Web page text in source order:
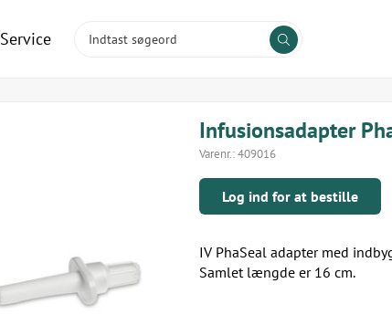
Service
Infusionsadapter
Varenr.:409016
Log ind for at bestille
IV PhaSeal adapter med
Samlet længde er 16 cm.